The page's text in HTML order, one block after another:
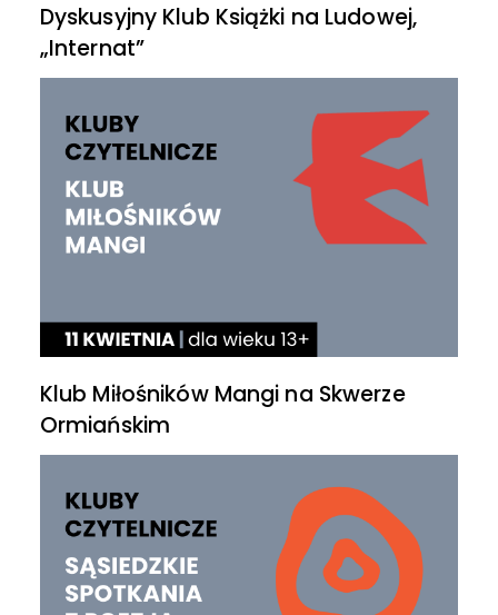
Dyskusyjny Klub Książki na Ludowej,
„Internat”
Klub Miłośników Mangi na Skwerze
Ormiańskim